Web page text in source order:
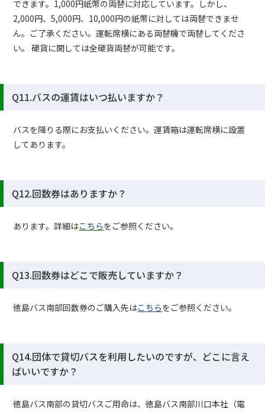
できます。1,000円紙幣の両替に対応しています。しかし、
2,000円、5,000円、10,000円の紙幣に対しては両替できませ
ん。ご了承ください。運転席横にある両替機で両替してくださ
い。 硬貨に関しては全硬貨両替が可能です。
Q11.バスの運賃はいつ払いますか？
バスを降りる際にお支払いください。運賃箱は運転席横に設置
してあります。
Q12.回数券はありますか？
あります。詳細はこちらをご参照ください。
Q13.回数券はどこで販売していますか？
徳島バス南部回数券のご購入先はこちらをご参照ください。
Q14.団体で貸切バスを利用したいのですが、どこに言え
ばいいですか？
徳島バス南部の貸切バスご用命は、徳島バス南部川口本社（電